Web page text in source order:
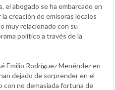
abogado se ha embarcado en
creación de emisoras locales
muy relacionado con su
político a través de la
Emilio Rodríguez Menéndez en
dejado de sorprender en el
con no demasiada fortuna de